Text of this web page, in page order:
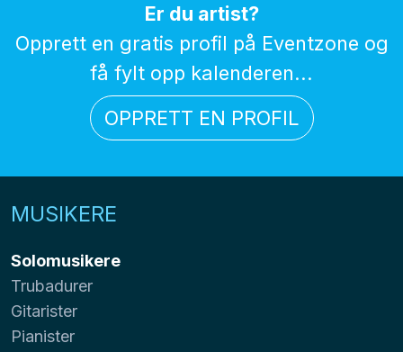
Er du artist?
Opprett en gratis profil på Eventzone og
få fylt opp kalenderen...
OPPRETT EN PROFIL
MUSIKERE
Solomusikere
Trubadurer
Gitarister
Pianister